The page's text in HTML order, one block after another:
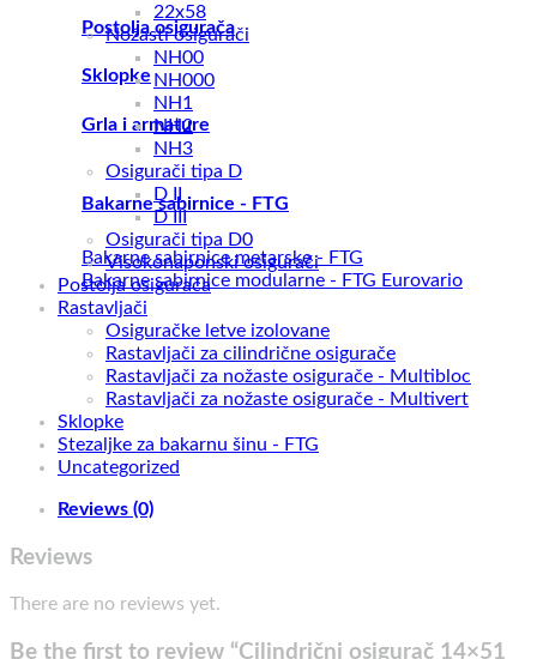
Postolja osigurača
Sklopke
Grla i armature
Bakarne sabirnice - FTG
Bakarne sabirnice metarske - FTG
Bakarne sabirnice modularne - FTG Eurovario
22x58
Nožasti osigurači
NH00
NH000
NH1
NH2
NH3
Osigurači tipa D
D II
D III
Osigurači tipa D0
Visokonaponski osigurači
Postolja osigurača
Rastavljači
Osiguračke letve izolovane
Rastavljači za cilindrične osigurače
Rastavljači za nožaste osigurače - Multibloc
Rastavljači za nožaste osigurače - Multivert
Sklopke
Stezaljke za bakarnu šinu - FTG
Uncategorized
Reviews (0)
Reviews
There are no reviews yet.
Be the first to review “Cilindrični osigurač 14×51